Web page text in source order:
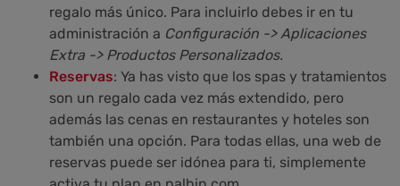
regalo más único. Para incluirlo debes ir en tu
administración a Configuración -> Aplicaciones
Extra -> Productos Personalizados.
Reservas: Ya has visto que los spas y tratamientos
son un regalo cada vez más extendido, pero
además las cenas en restaurantes y hoteles son
también una opción. Para todas ellas, una web de
reservas puede ser idónea para ti, simplemente